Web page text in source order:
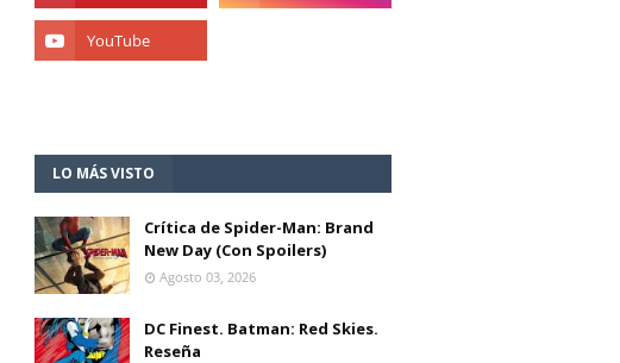
LO MÁS VISTO
Crítica de Spider-Man: Brand
New Day (Con Spoilers)
Agosto 03, 2026
DC Finest. Batman: Red Skies.
Reseña